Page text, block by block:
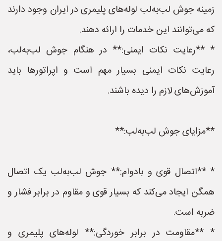
زمینه جوش لب‌به‌لب لوله‌های پلیمری در ایران وجود دارند
که می‌توانند این خدمات را ارائه دهند.
* **رعایت نکات ایمنی:** در هنگام جوش لب‌به‌لب،
رعایت نکات ایمنی بسیار مهم است و اپراتورها باید
آموزش‌های لازم را دیده باشند.
**مزایای جوش لب‌به‌لب:**
* **اتصال قوی و بادوام:** جوش لب‌به‌لب یک اتصال
همگن ایجاد می‌کند که بسیار قوی و مقاوم در برابر فشار و
ضربه است.
* **مقاومت در برابر خوردگی:** لوله‌های پلیمری و